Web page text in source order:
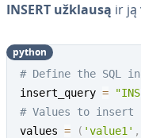
INSERT užklausą ir ją
# Define the SQL
insert_query =
# Values to insert
values = ( 'value1' ,
python